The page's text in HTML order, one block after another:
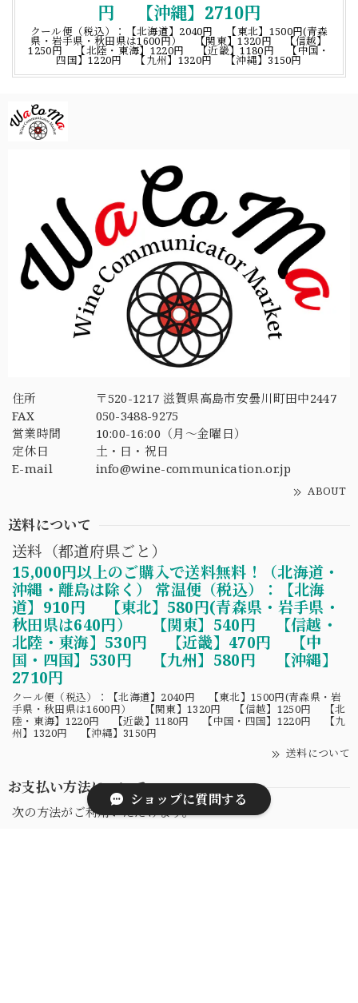
円 【沖縄】2710円
クール便（税込）：【北海道】2040円 【東北】1500円(青森
県・岩手県・秋田県は1600円） 【関東】1320円 【信越】
1250円 【北陸・東海】1220円 【近畿】1180円 【中国・
四国】1220円 【九州】1320円 【沖縄】3150円
住所
〒520-1217 滋賀県高島市安曇川町田中2447
FAX
050-3488-9275
営業時間
10:00-16:00（月〜金曜日）
定休日
土・日・祝日
E-mail
info@wine-communication.or.jp
ABOUT
送料について
送料（都道府県ごと）
15,000円以上のご購入で送料無料！（北海道・
沖縄・離島は除く） 常温便（税込）：【北海
道】910円 【東北】580円(青森県・岩手県・
秋田県は640円） 【関東】540円 【信越・
北陸・東海】530円 【近畿】470円 【中
国・四国】530円 【九州】580円 【沖縄】
2710円
クール便（税込）：【北海道】2040円 【東北】1500円(青森県・岩
手県・秋田県は1600円） 【関東】1320円 【信越】1250円 【北
陸・東海】1220円 【近畿】1180円 【中国・四国】1220円 【九
州】1320円 【沖縄】3150円
送料について
お支払い方法について
次の方法がご利用いただけます。
ショップに質問する